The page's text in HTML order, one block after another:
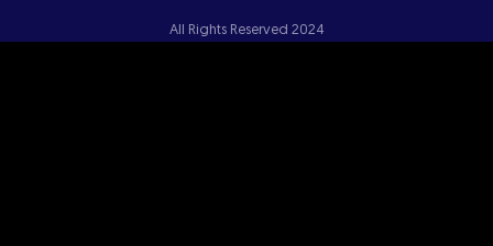
All Rights Reserved 2024